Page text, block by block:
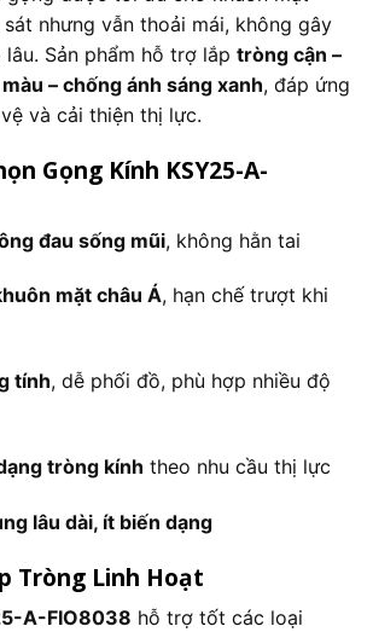
nhưng vẫn thoải mái, không gây
Sản phẩm hỗ trợ lắp tròng cận –
– chống ánh sáng xanh, đáp ứng
và cải thiện thị lực.
Gọng Kính KSY25-A-
đau sống mũi, không hằn tai
mặt châu Á, hạn chế trượt khi
tính, dễ phối đồ, phù hợp nhiều độ
tròng kính theo nhu cầu thị lực
lâu dài, ít biến dạng
Tròng Linh Hoạt
A-FIO8038 hỗ trợ tốt các loại